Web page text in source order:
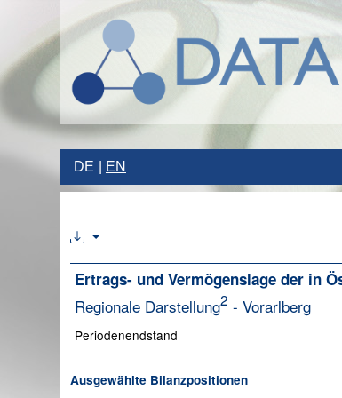
DE EN
Ertrags- und Vermögenslage der in
Regionale Darstellung2 - Vorarlberg
Periodenendstand
Ausgewählte Bilanzpositionen